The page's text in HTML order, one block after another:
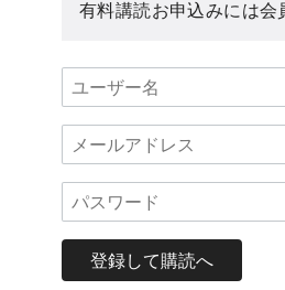
有料講読お申込みには
登録して購読へ